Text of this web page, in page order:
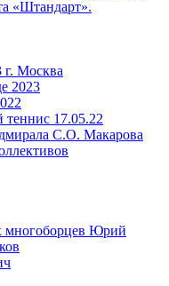
«Штандарт».
г. Москва
2023
теннис 17.05.22
С.О. Макарова
многоборцев Юрий